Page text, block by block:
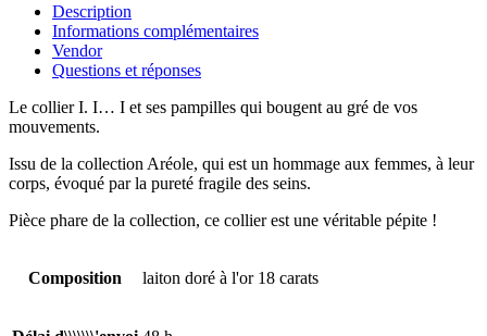
Description
Informations complémentaires
Vendor
Questions et réponses
Le collier I. I… I et ses pampilles qui bougent au gré de vos
mouvements.
Issu de la collection Aréole, qui est un hommage aux femmes, à leur
corps, évoqué par la pureté fragile des seins.
Pièce phare de la collection, ce collier est une véritable pépite !
Composition laiton doré à l'or 18 carats